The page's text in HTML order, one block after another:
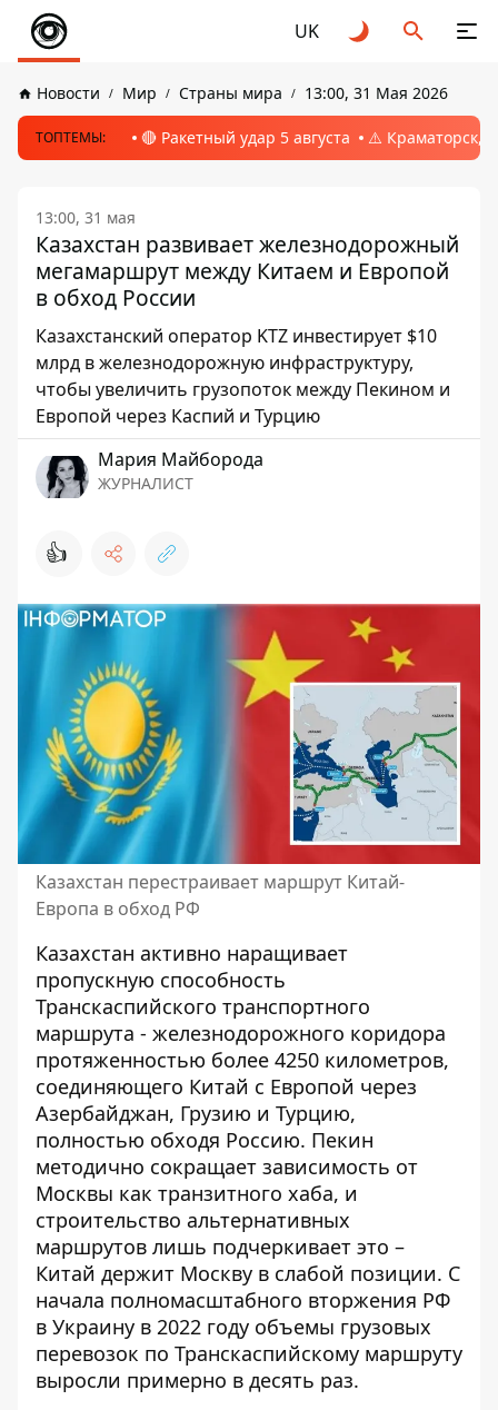
UK
Новости Мир Страны мира 13:00, 31 Мая 2026
ТОПТЕМЫ: 🔴 Ракетный удар 5 августа ⚠️ Краматорск,
13:00, 31 мая
Казахстан развивает железнодорожный
мегамаршрут между Китаем и Европой
в обход России
Казахстанский оператор KTZ инвестирует $10
млрд в железнодорожную инфраструктуру,
чтобы увеличить грузопоток между Пекином и
Европой через Каспий и Турцию
Мария Майборода
ЖУРНАЛИСТ
👍
Казахстан перестраивает маршрут Китай-
Европа в обход РФ
Казахстан активно наращивает
пропускную способность
Транскаспийского транспортного
маршрута - железнодорожного коридора
протяженностью более 4250 километров,
соединяющего Китай с Европой через
Азербайджан, Грузию и Турцию,
полностью обходя Россию. Пекин
методично сокращает зависимость от
Москвы как транзитного хаба, и
строительство альтернативных
маршрутов лишь подчеркивает это –
Китай держит Москву в слабой позиции. С
начала полномасштабного вторжения РФ
в Украину в 2022 году объемы грузовых
перевозок по Транскаспийскому маршруту
выросли примерно в десять раз.